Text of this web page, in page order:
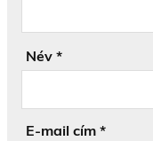
Név *
E-mail cím *